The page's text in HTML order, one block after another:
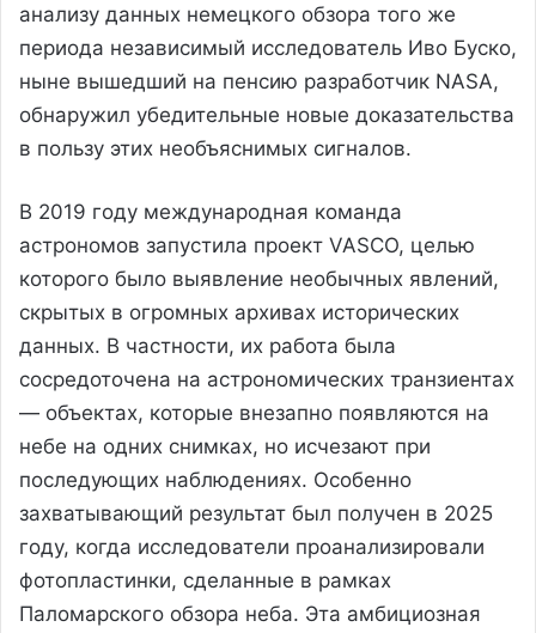
анализу данных немецкого обзора того же
периода независимый исследователь Иво Буско,
ныне вышедший на пенсию разработчик NASA,
обнаружил убедительные новые доказательства
в пользу этих необъяснимых сигналов.
В 2019 году международная команда
астрономов запустила проект VASCO, целью
которого было выявление необычных явлений,
скрытых в огромных архивах исторических
данных. В частности, их работа была
сосредоточена на астрономических транзиентах
— объектах, которые внезапно появляются на
небе на одних снимках, но исчезают при
последующих наблюдениях. Особенно
захватывающий результат был получен в 2025
году, когда исследователи проанализировали
фотопластинки, сделанные в рамках
Паломарского обзора неба. Эта амбициозная